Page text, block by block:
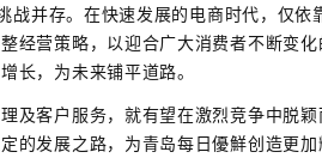
并存。在快速发展的电商时代，仅依
营策略，以迎合广大消费者不断变化
长，为未来铺平道路。
及客户服务，就有望在激烈竞争中脱颖
的发展之路，为青岛每日優鮮创造更加